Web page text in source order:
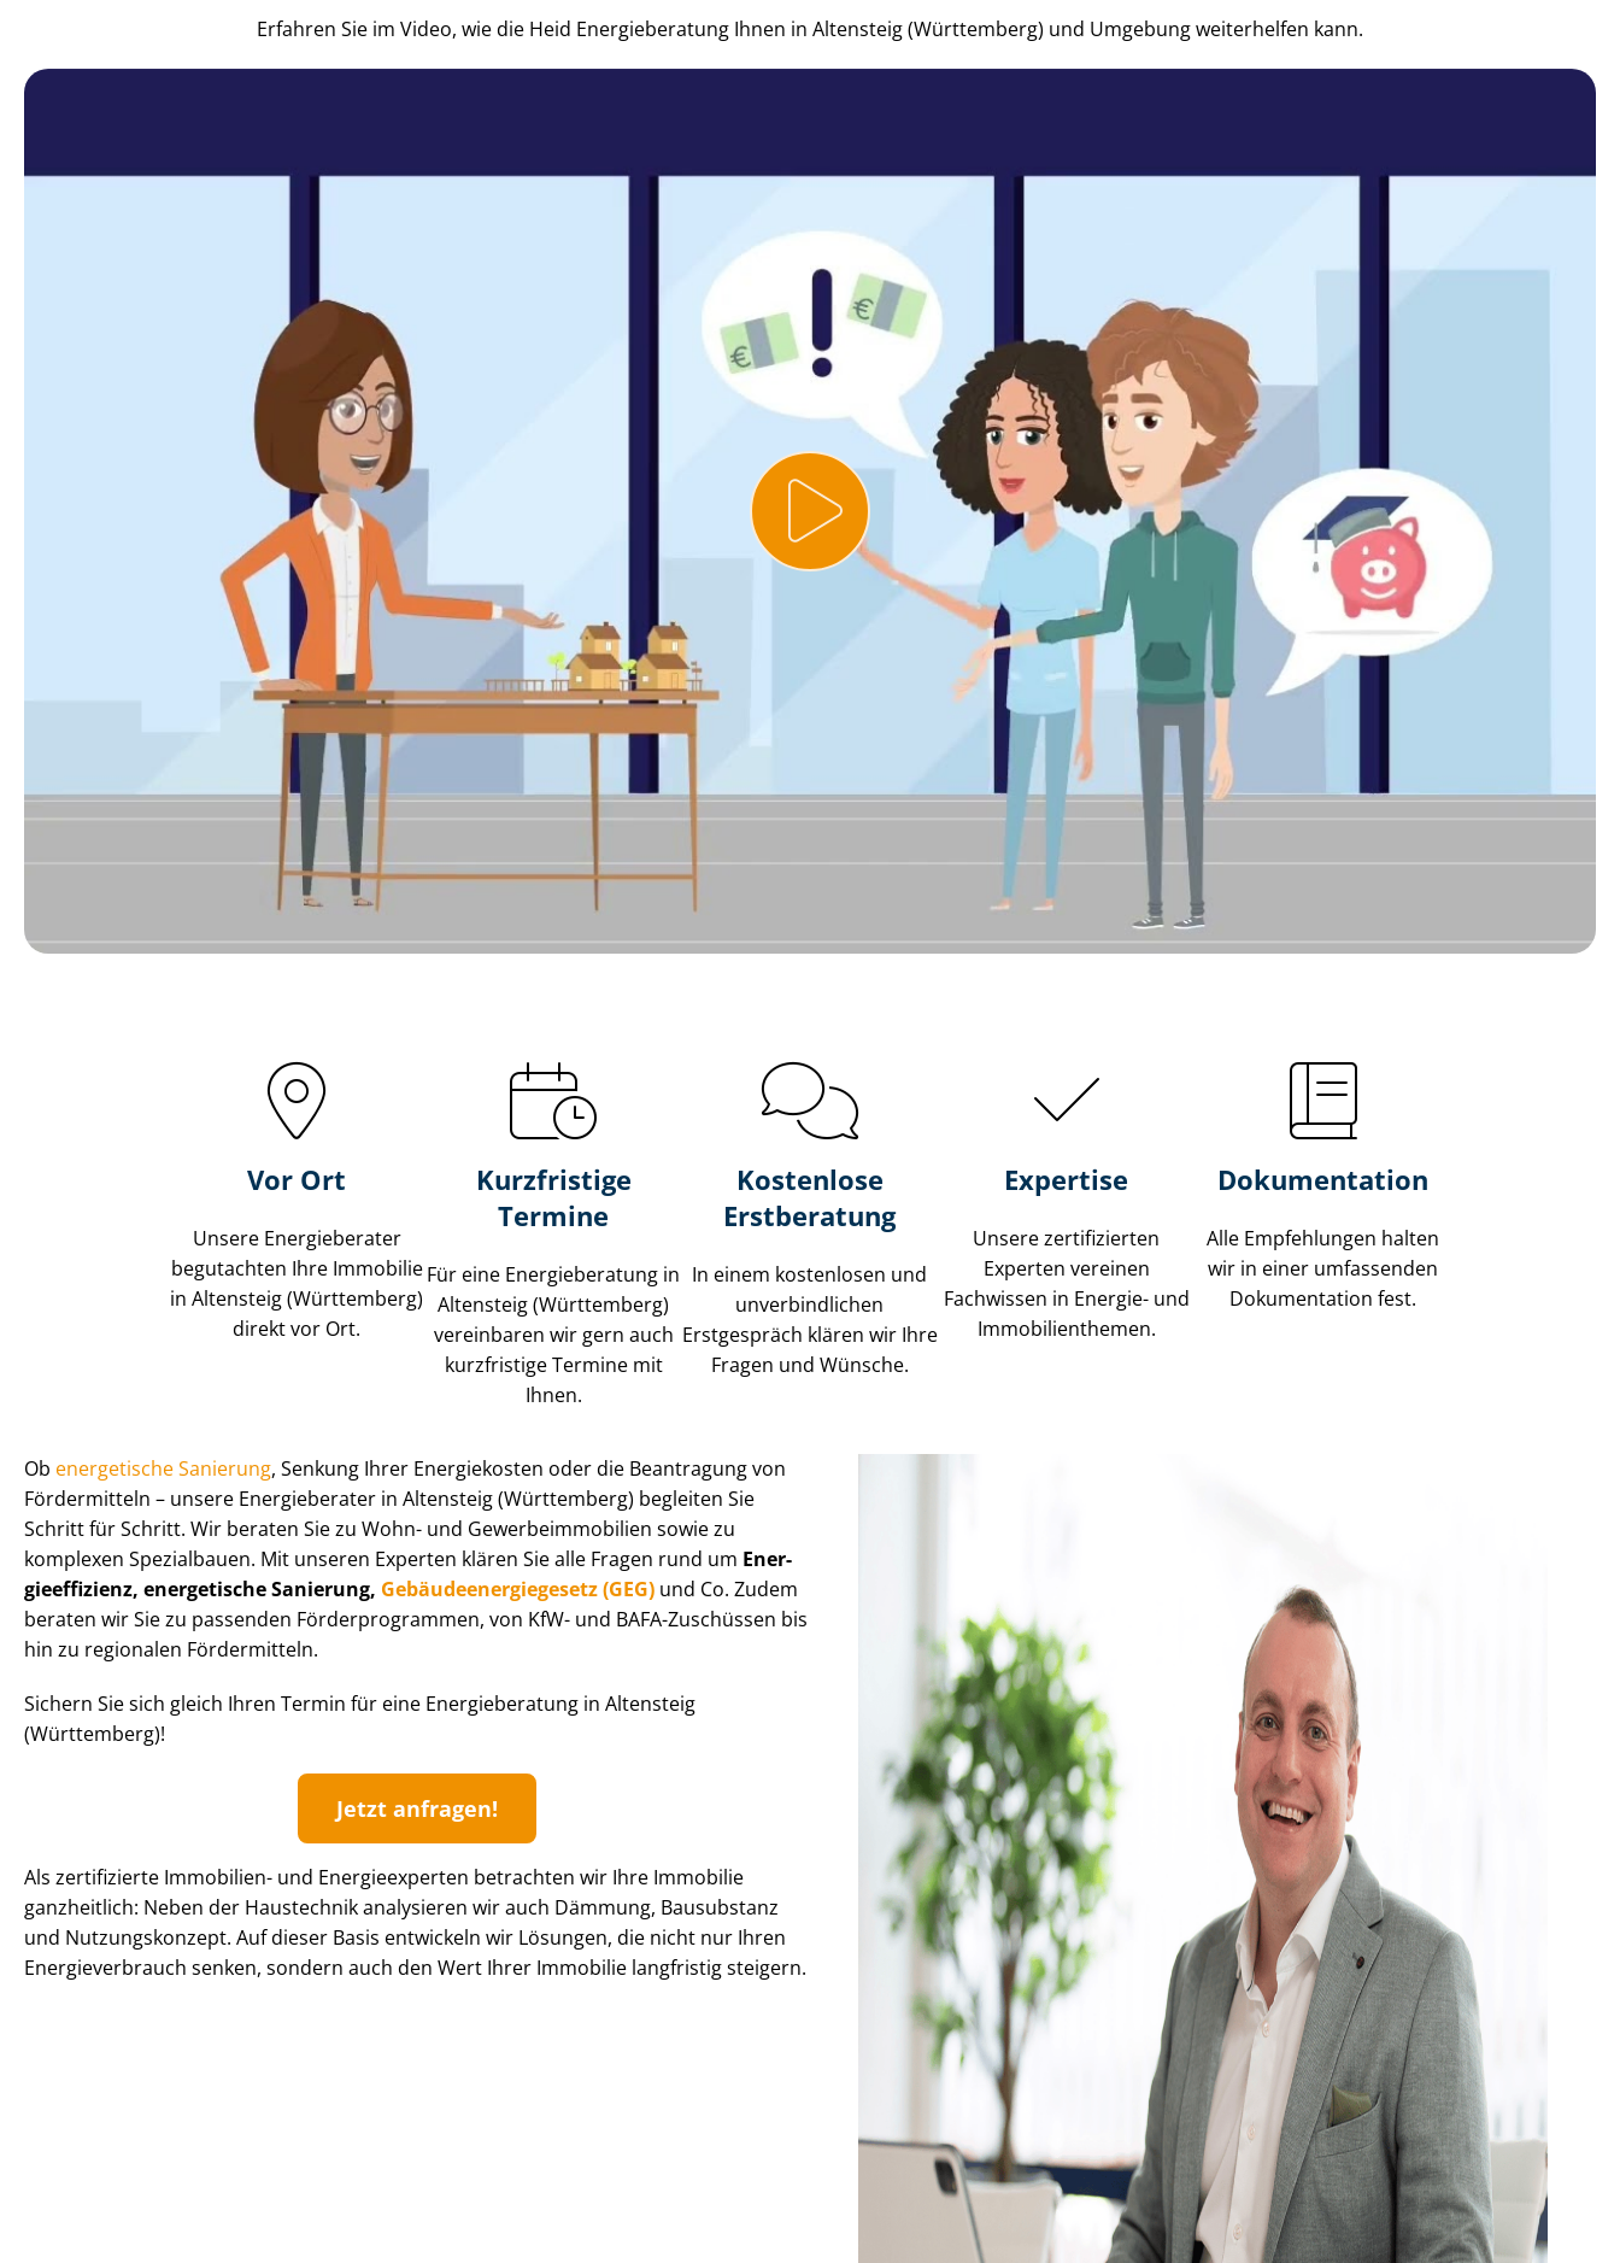
Erfahren Sie im Video, wie die Heid Energieberatung Ihnen in Altensteig (Württemberg) und Umgebung weiterhelfen kann.
Vor Ort
Unsere Energieberater
begutachten Ihre Immobilie
in Altensteig (Württemberg)
direkt vor Ort.
Kurzfristige
Termine
Für eine Energieberatung in
Altensteig (Württemberg)
vereinbaren wir gern auch
kurzfristige Termine mit
Ihnen.
Kostenlose
Erstberatung
In einem kostenlosen und
unverbindlichen
Erstgespräch klären wir Ihre
Fragen und Wünsche.
Expertise
Unsere zertifizierten
Experten vereinen
Fachwissen in Energie- und
Im­mo­bi­li­en­the­men.
Dokumentation
Alle Empfehlungen halten
wir in einer umfassenden
Dokumentation fest.
Ob energetische Sanierung, Senkung Ihrer Energiekosten oder die Beantragung von
Fördermitteln – unsere Energieberater in Altensteig (Württemberg) begleiten Sie
Schritt für Schritt. Wir beraten Sie zu Wohn- und Ge­wer­be­im­mo­bi­li­en sowie zu
komplexen Spezialbauen. Mit unseren Experten klären Sie alle Fragen rund um En­er­
gie­ef­fi­zi­enz, energetische Sanierung, Ge­bäu­de­en­er­gie­ge­setz (GEG) und Co. Zudem
beraten wir Sie zu passenden För­der­pro­gram­men, von KfW- und BAFA-Zuschüssen bis
hin zu regionalen Fördermitteln.
Sichern Sie sich gleich Ihren Termin für eine Energieberatung in Altensteig
(Württemberg)!
Jetzt anfragen!
Als zertifizierte Immobilien- und Energieexperten betrachten wir Ihre Immobilie
ganzheitlich: Neben der Haustechnik analysieren wir auch Dämmung, Bausubstanz
und Nutzungskonzept. Auf dieser Basis entwickeln wir Lösungen, die nicht nur Ihren
En­er­gie­ver­brauch senken, sondern auch den Wert Ihrer Immobilie langfristig steigern.